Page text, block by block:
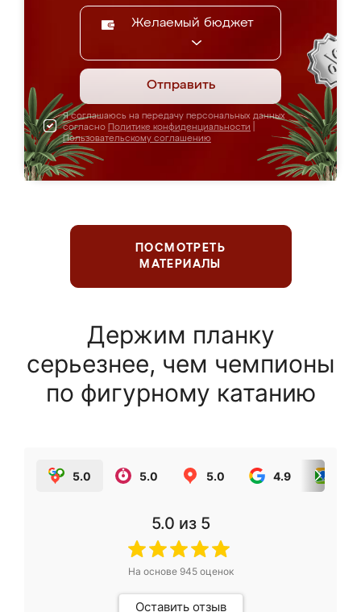
Желаемый бюджет
Отправить
Я соглашаюсь на передачу персональных данных
согласно Политике конфиденциальности
Пользовательскому соглашению
ПОСМОТРЕТЬ
МАТЕРИАЛЫ
Держим планку
серьезнее, чем чемпионы
по фигурному катанию
5.0 5.0 5.0 4.9
5.0 из 5
На основе 945оценок
Оставить отзыв